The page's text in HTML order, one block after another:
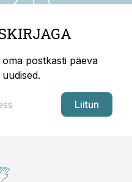
postkasti päeva
Liitun